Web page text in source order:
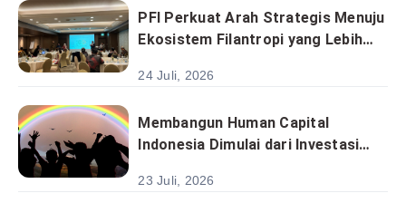
PFI Perkuat Arah Strategis Menuju
Ekosistem Filantropi yang Lebih
24 Juli, 2026
Membangun Human Capital
Indonesia Dimulai dari Investasi
23 Juli, 2026